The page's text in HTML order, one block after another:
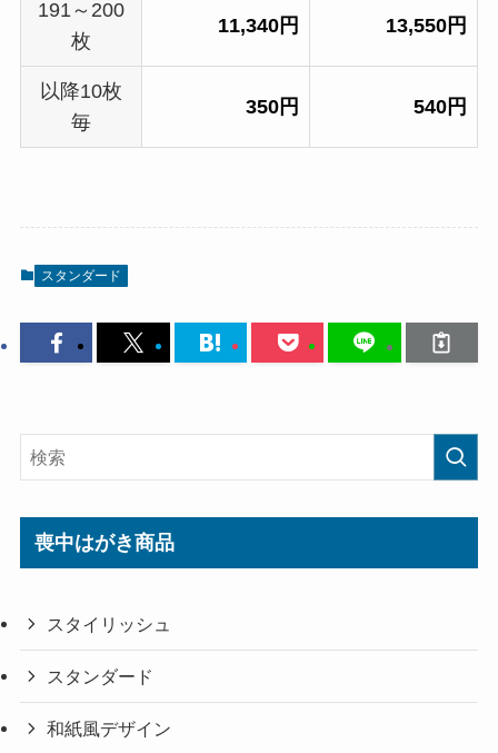
191～200
枚
11,340円 13,550円
以降10枚
毎
350円 540円
スタンダード
喪中はがき商品
スタイリッシュ
スタンダード
和紙風デザイン